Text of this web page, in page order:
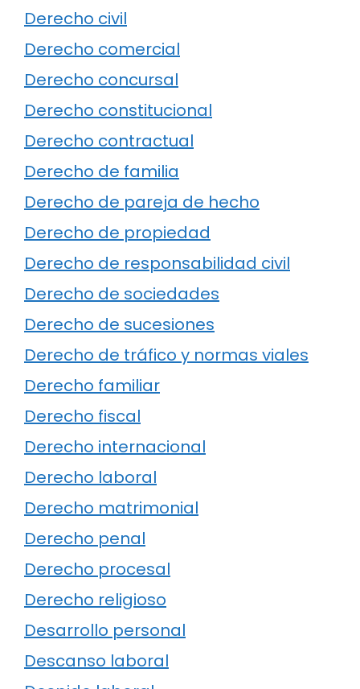
Derecho civil
Derecho comercial
Derecho concursal
Derecho constitucional
Derecho contractual
Derecho de familia
Derecho de pareja de hecho
Derecho de propiedad
Derecho de responsabilidad civil
Derecho de sociedades
Derecho de sucesiones
Derecho de tráfico y normas viales
Derecho familiar
Derecho fiscal
Derecho internacional
Derecho laboral
Derecho matrimonial
Derecho penal
Derecho procesal
Derecho religioso
Desarrollo personal
Descanso laboral